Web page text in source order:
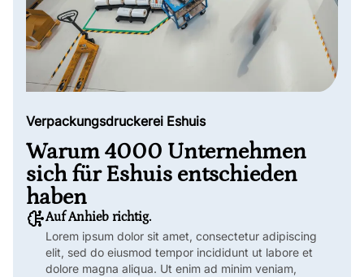
Verpackungsdruckerei Eshuis
Warum 4000 Unternehmen
sich für Eshuis entschieden
haben
Auf Anhieb richtig.
Lorem ipsum dolor sit amet, consectetur adipiscing
elit, sed do eiusmod tempor incididunt ut labore et
dolore magna aliqua. Ut enim ad minim veniam,